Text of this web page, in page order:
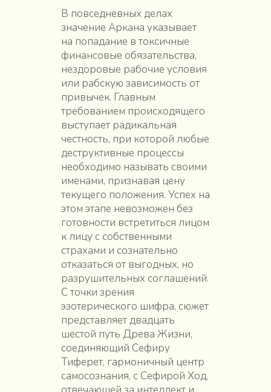
В повседневных делах
значение Аркана указывает
на попадание в токсичные
финансовые обязательства,
нездоровые рабочие условия
или рабскую зависимость от
привычек. Главным
требованием происходящего
выступает радикальная
честность, при которой любые
деструктивные процессы
необходимо называть своими
именами, признавая цену
текущего положения. Успех на
этом этапе невозможен без
готовности встретиться лицом
к лицу с собственными
страхами и сознательно
отказаться от выгодных, но
разрушительных соглашений.
С точки зрения
эзотерического шифра, сюжет
представляет двадцать
шестой путь Древа Жизни,
соединяющий Сефиру
Тиферет, гармоничный центр
самосознания, с Сефирой Ход,